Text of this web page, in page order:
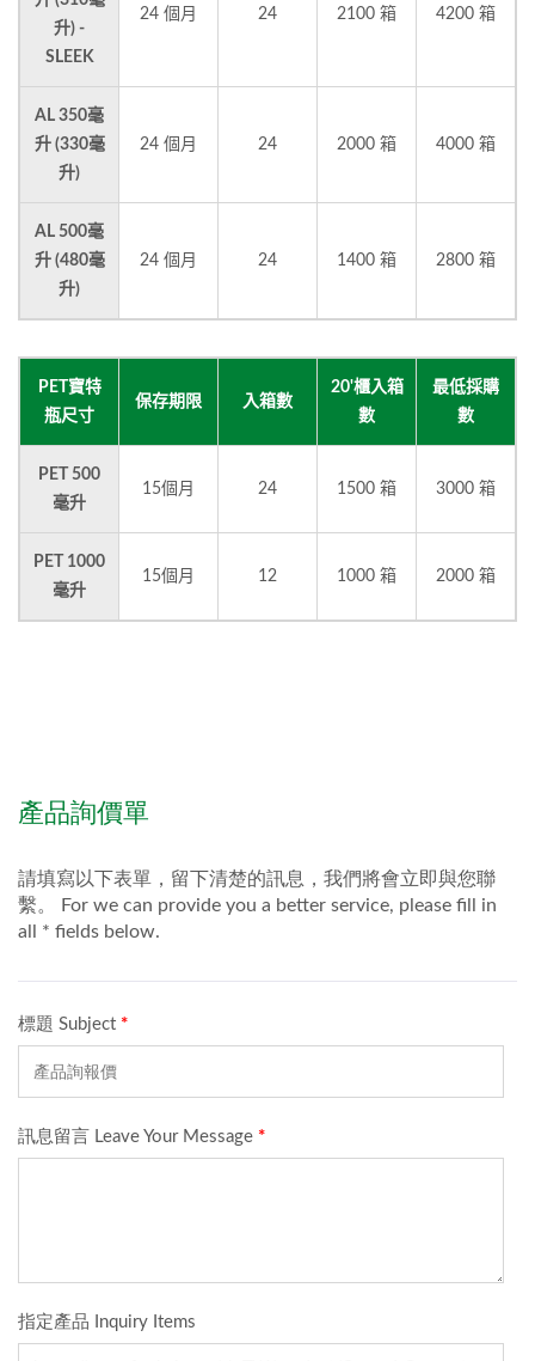
升) -
SLEEK
24 個月 24 2100 箱 4200 箱
AL 350毫
升 (330毫
升)
24 個月 24 2000 箱 4000 箱
AL 500毫
升 (480毫
升)
24 個月 24 1400 箱 2800 箱
PET寶特
瓶尺寸
保存期限 入箱數
20'櫃入箱
數
最低採購
數
PET 500
毫升
15個月 24 1500 箱 3000 箱
PET 1000
毫升
15個月 12 1000 箱 2000 箱